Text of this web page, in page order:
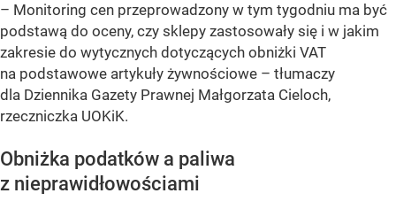
– Monitoring cen przeprowadzony w tym tygodniu ma być
podstawą do oceny, czy sklepy zastosowały się i w jakim
zakresie do wytycznych dotyczących obniżki VAT
na podstawowe artykuły żywnościowe – tłumaczy
dla Dziennika Gazety Prawnej Małgorzata Cieloch,
rzeczniczka UOKiK.
Obniżka podatków a paliwa
z nieprawidłowościami